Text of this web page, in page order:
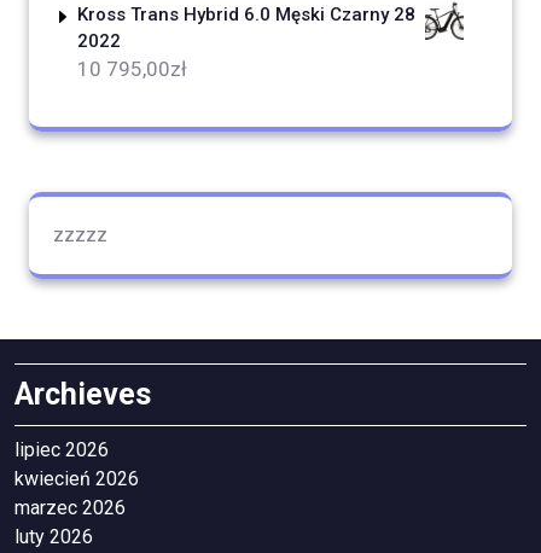
Kross Trans Hybrid 6.0 Męski Czarny 28
2022
10 795,00zł
zzzzz
Archieves
lipiec 2026
kwiecień 2026
marzec 2026
luty 2026